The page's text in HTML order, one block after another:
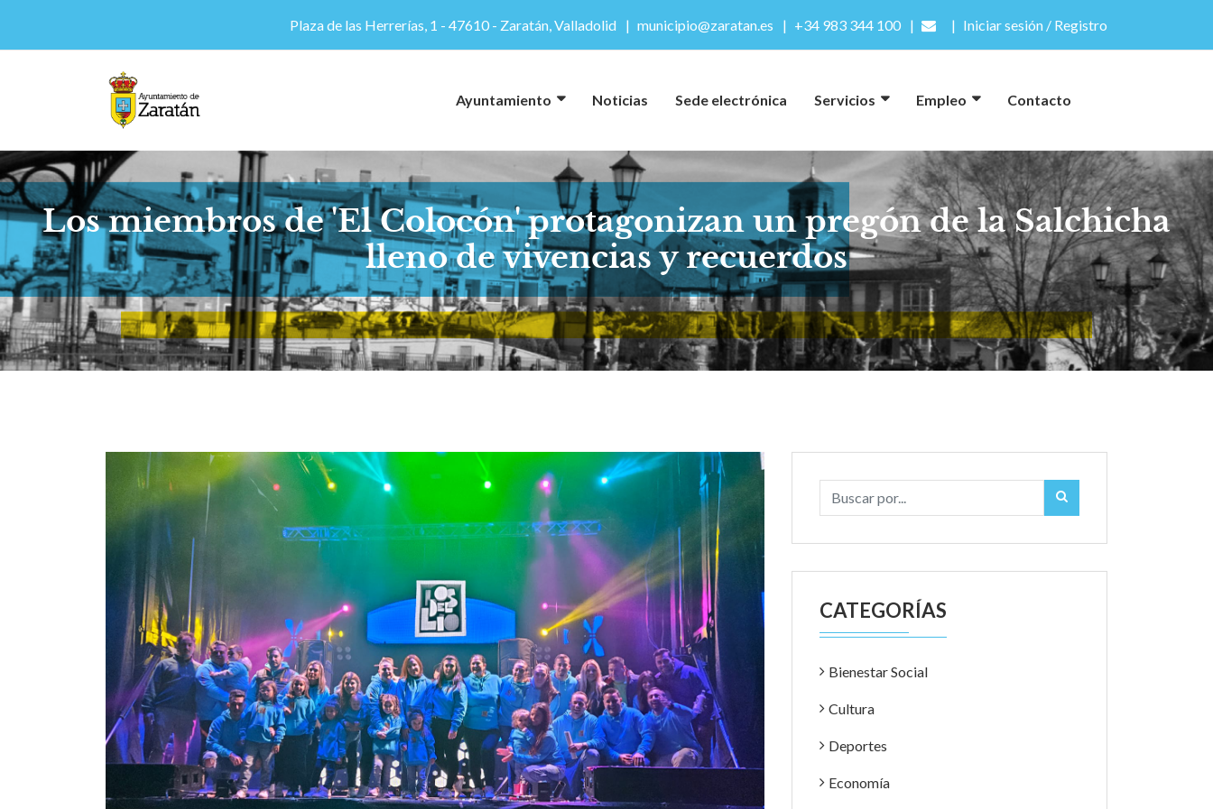
Plaza de las Herrerías, 1 - 47610 - Zaratán, Valladolid municipio@zaratan.es +34 983 344 100 Iniciar sesión / Registro
Ayuntamiento Noticias Sede electrónica Servicios Empleo Contacto
Los miembros de 'El Colocón' protagonizan un pregón de la Salchicha
lleno de vivencias y recuerdos
CATEGORÍAS
Bienestar Social
Cultura
Deportes
Economía